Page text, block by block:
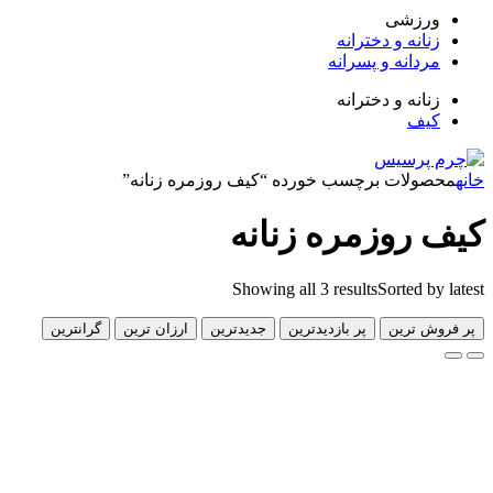
و دخترانه
و پسرانه
و دخترانه
برچسب خورده “کیف روزمره زنانه”
زنانه
Showing all 3 resultsSorted
ترین پر بازدیدترین جدیدترین ارزان ترین گرانترین